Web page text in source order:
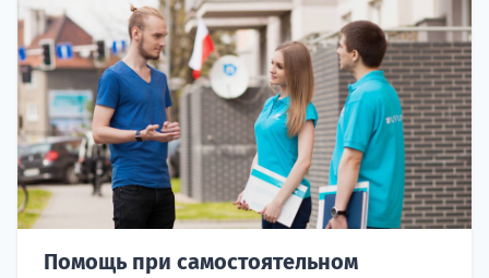
Помощь при самостоятельном